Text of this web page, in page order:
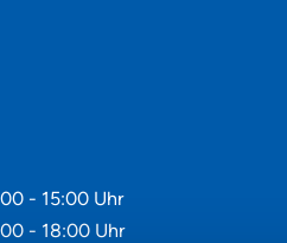
- 15:00 Uhr
- 18:00 Uhr